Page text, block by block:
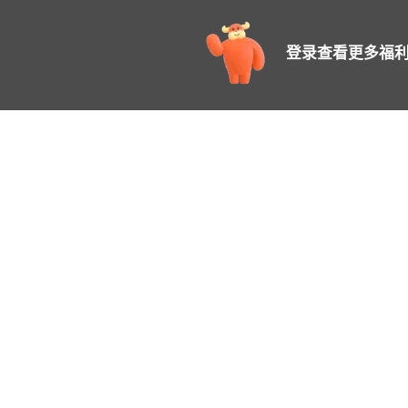
登录查看更多福